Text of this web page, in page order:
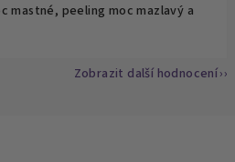
mastné, peeling moc mazlavý a
Zobrazit další hodnocení